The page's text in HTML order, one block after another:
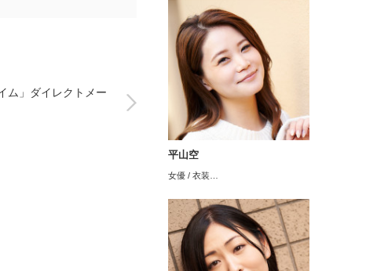
ム」ダイレクトメー
平山空
女優 / 衣装…